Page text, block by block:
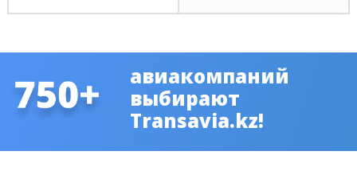
авиакомпаний
выбирают
Transavia.kz!